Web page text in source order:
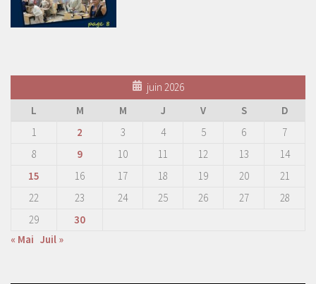
juin 2026
L
M M J V S
D
1
2 3 4 5 6
7
8
9 10 11 12 13
14
15
16 17 18 19 20
21
22
23 24 25 26 27
28
29
30
« Mai Juil »